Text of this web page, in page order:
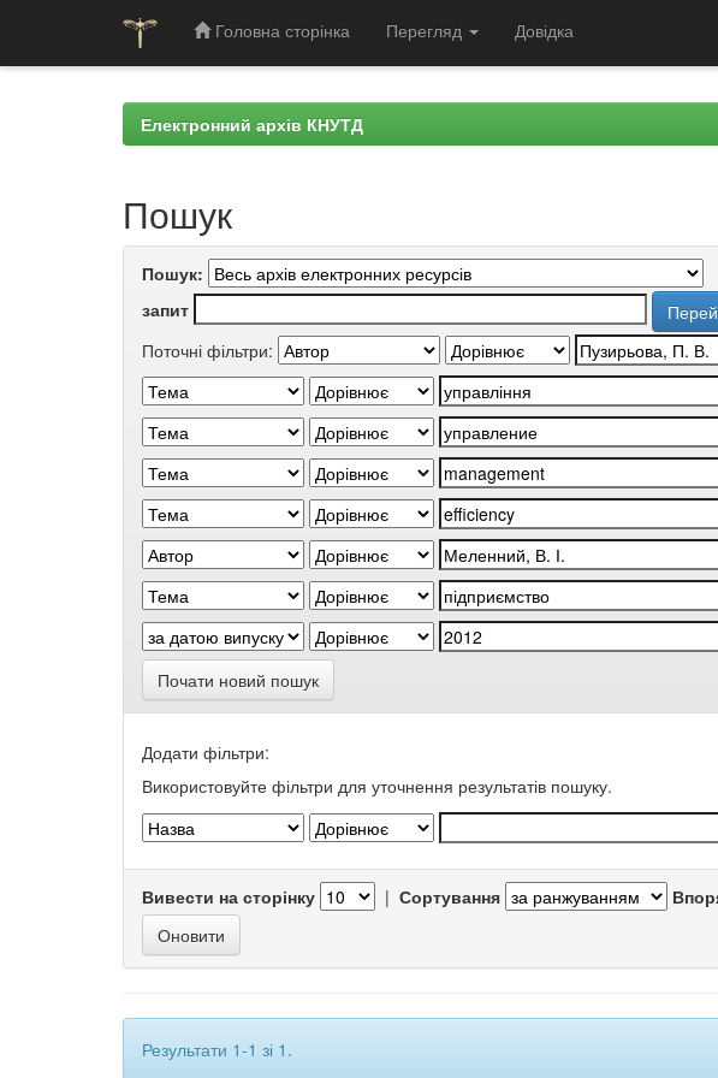
Головна сторінка Перегляд Довідка
Електронний архів КНУТД
Пошук
Пошук:
запит
Поточні фільтри:
Почати новий пошук
Додати фільтри:
Використовуйте фільтри для уточнення результатів пошуку.
Вивести на сторінку | Сортування
Результати 1-1 зі 1.